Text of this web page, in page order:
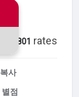
1801 rates
복사
별점